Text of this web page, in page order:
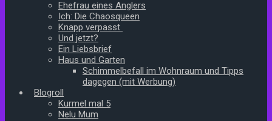
Ehefrau eines Anglers
Ich: Die Chaosqueen
Knapp verpasst
Und jetzt?
Ein Liebsbrief
Haus und Garten
Schimmelbefall im Wohnraum und Tipps
dagegen (mit Werbung)
Blogroll
Kurmel mal 5
Nelu Mum